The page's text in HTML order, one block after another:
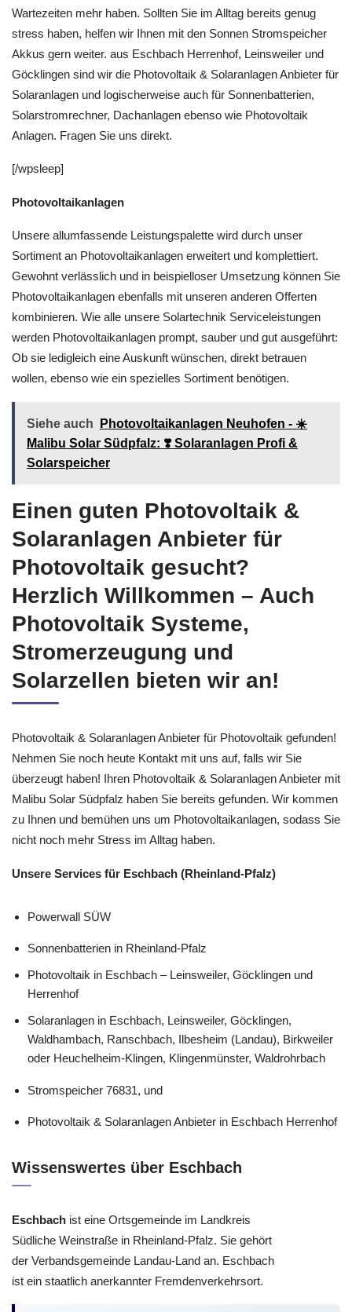
Wartezeiten mehr haben. Sollten Sie im Alltag bereits genug
stress haben, helfen wir Ihnen mit den Sonnen Stromspeicher
Akkus gern weiter. aus Eschbach Herrenhof, Leinsweiler und
Göcklingen sind wir die Photovoltaik & Solaranlagen Anbieter für
Solaranlagen und logischerweise auch für Sonnenbatterien,
Solarstromrechner, Dachanlagen ebenso wie Photovoltaik
Anlagen. Fragen Sie uns direkt.
[/wpsleep]
Photovoltaikanlagen
Unsere allumfassende Leistungspalette wird durch unser
Sortiment an Photovoltaikanlagen erweitert und komplettiert.
Gewohnt verlässlich und in beispielloser Umsetzung können Sie
Photovoltaikanlagen ebenfalls mit unseren anderen Offerten
kombinieren. Wie alle unsere Solartechnik Serviceleistungen
werden Photovoltaikanlagen prompt, sauber und gut ausgeführt:
Ob sie ledigleich eine Auskunft wünschen, direkt betrauen
wollen, ebenso wie ein spezielles Sortiment benötigen.
Siehe auch
Photovoltaikanlagen Neuhofen - ☀️
Malibu Solar Südpfalz: ❣️ Solaranlagen Profi &
Solarspeicher
Einen guten Photovoltaik &
Solaranlagen Anbieter für
Photovoltaik gesucht?
Herzlich Willkommen – Auch
Photovoltaik Systeme,
Stromerzeugung und
Solarzellen bieten wir an!
Photovoltaik & Solaranlagen Anbieter für Photovoltaik gefunden!
Nehmen Sie noch heute Kontakt mit uns auf, falls wir Sie
überzeugt haben! Ihren Photovoltaik & Solaranlagen Anbieter mit
Malibu Solar Südpfalz haben Sie bereits gefunden. Wir kommen
zu Ihnen und bemühen uns um Photovoltaikanlagen, sodass Sie
nicht noch mehr Stress im Alltag haben.
Unsere Services für Eschbach (Rheinland-Pfalz)
Powerwall SÜW
Sonnenbatterien in Rheinland-Pfalz
Photovoltaik in Eschbach – Leinsweiler, Göcklingen und
Herrenhof
Solaranlagen in Eschbach, Leinsweiler, Göcklingen,
Waldhambach, Ranschbach, Ilbesheim (Landau), Birkweiler
oder Heuchelheim-Klingen, Klingenmünster, Waldrohrbach
Stromspeicher 76831, und
Photovoltaik & Solaranlagen Anbieter in Eschbach Herrenhof
Wissenswertes über Eschbach
Eschbach ist eine Ortsgemeinde im Landkreis
Südliche Weinstraße in Rheinland-Pfalz. Sie gehört
der Verbandsgemeinde Landau-Land an. Eschbach
ist ein staatlich anerkannter Fremdenverkehrsort.